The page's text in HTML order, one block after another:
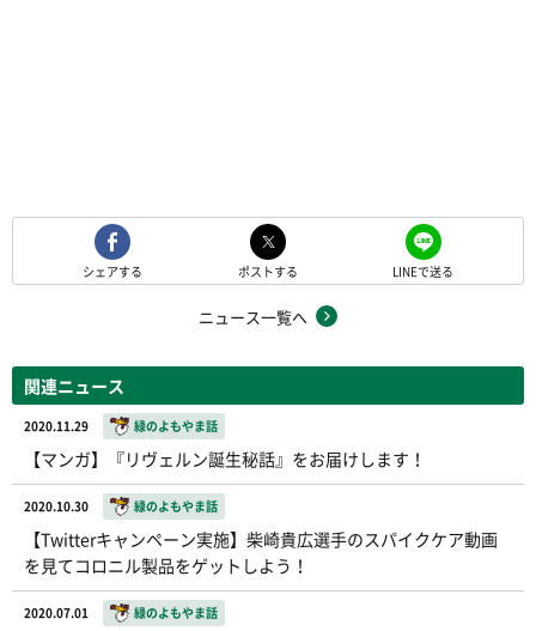
シェアする ポストする LINEで送る
ニュース一覧へ
関連ニュース
2020.11.29 緑のよもやま話
【マンガ】『リヴェルン誕生秘話』をお届けします！
2020.10.30 緑のよもやま話
【Twitterキャンペーン実施】柴崎貴広選手のスパイクケア動画
を見てコロニル製品をゲットしよう！
2020.07.01 緑のよもやま話